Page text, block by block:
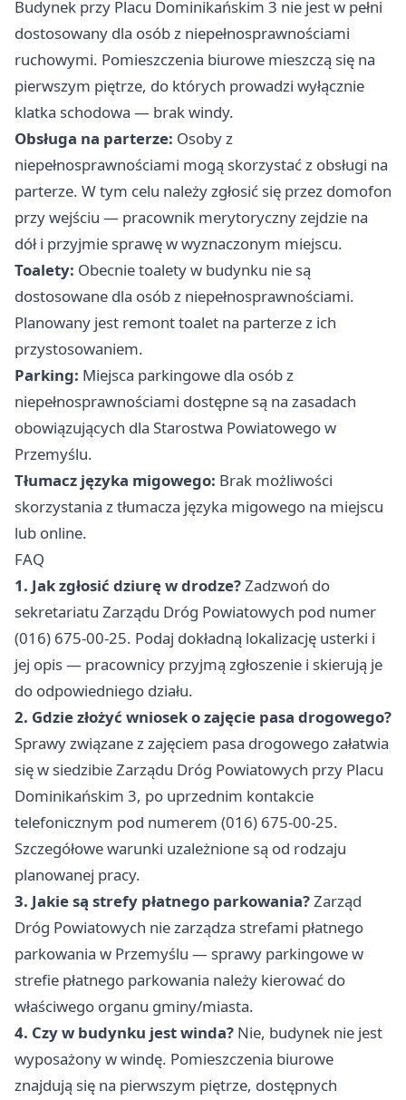
Budynek przy Placu Dominikańskim 3 nie jest w pełni
dostosowany dla osób z niepełnosprawnościami
ruchowymi. Pomieszczenia biurowe mieszczą się na
pierwszym piętrze, do których prowadzi wyłącznie
klatka schodowa — brak windy.
Obsługa na parterze: Osoby z
niepełnosprawnościami mogą skorzystać z obsługi na
parterze. W tym celu należy zgłosić się przez domofon
przy wejściu — pracownik merytoryczny zejdzie na
dół i przyjmie sprawę w wyznaczonym miejscu.
Toalety: Obecnie toalety w budynku nie są
dostosowane dla osób z niepełnosprawnościami.
Planowany jest remont toalet na parterze z ich
przystosowaniem.
Parking: Miejsca parkingowe dla osób z
niepełnosprawnościami dostępne są na zasadach
obowiązujących dla Starostwa Powiatowego w
Przemyślu.
Tłumacz języka migowego: Brak możliwości
skorzystania z tłumacza języka migowego na miejscu
lub online.
FAQ
1. Jak zgłosić dziurę w drodze?Zadzwoń do
sekretariatu Zarządu Dróg Powiatowych pod numer
(016) 675-00-25. Podaj dokładną lokalizację usterki i
jej opis — pracownicy przyjmą zgłoszenie i skierują je
do odpowiedniego działu.
2. Gdzie złożyć wniosek o zajęcie pasa drogowego?
Sprawy związane z zajęciem pasa drogowego załatwia
się w siedzibie Zarządu Dróg Powiatowych przy Placu
Dominikańskim 3, po uprzednim kontakcie
telefonicznym pod numerem (016) 675-00-25.
Szczegółowe warunki uzależnione są od rodzaju
planowanej pracy.
3. Jakie są strefy płatnego parkowania?Zarząd
Dróg Powiatowych nie zarządza strefami płatnego
parkowania w Przemyślu — sprawy parkingowe w
strefie płatnego parkowania należy kierować do
właściwego organu gminy/miasta.
4. Czy w budynku jest winda? Nie, budynek nie jest
wyposażony w windę. Pomieszczenia biurowe
znajdują się na pierwszym piętrze, dostępnych